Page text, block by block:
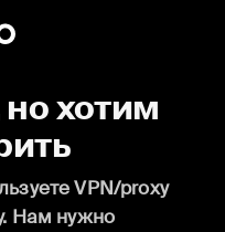
хотим
VPN/proxy
Нам нужно